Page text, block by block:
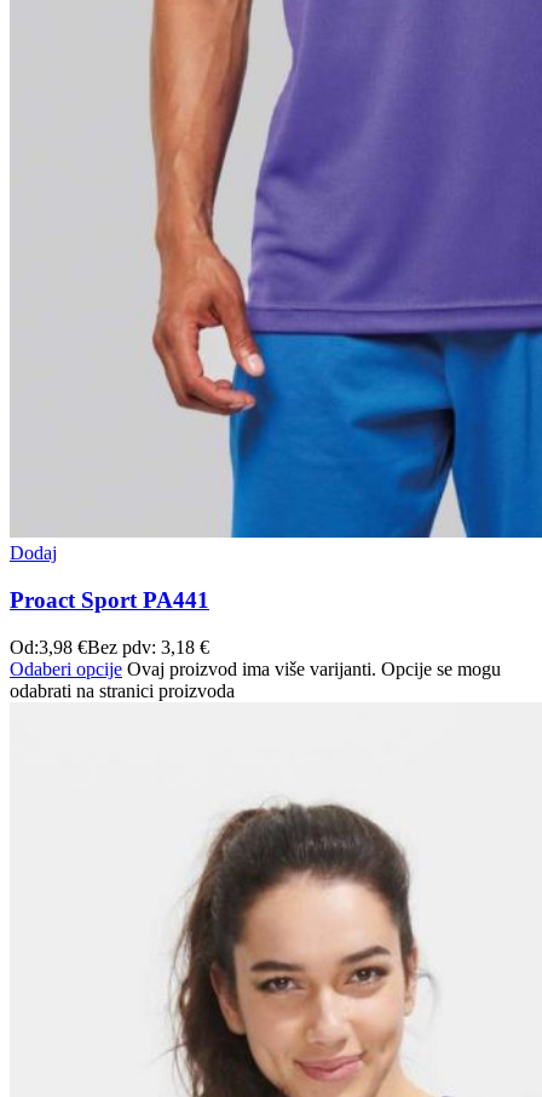
Dodaj
Proact Sport PA441
Od:3,98 €Bez pdv: 3,18 €
Odaberi opcije Ovaj proizvod ima više varijanti. Opcije se mogu
odabrati na stranici proizvoda